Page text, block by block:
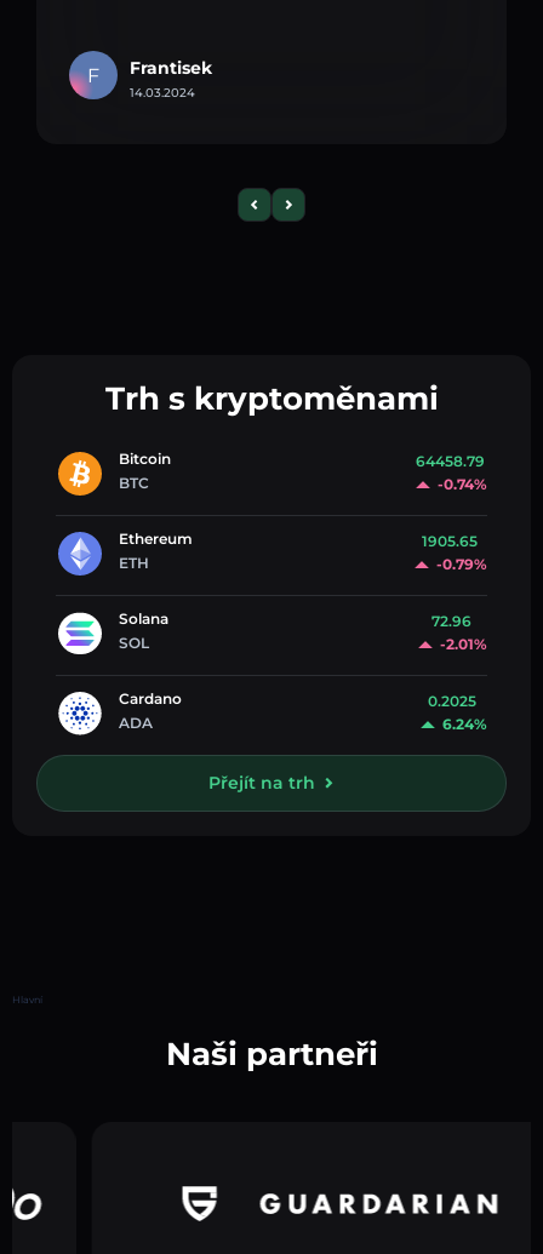
F Frantisek
14.03.2024
Trh s kryptoměnami
Bitcoin
BTC
64458.79
-0.74%
Ethereum
ETH
1905.65
-0.79%
Solana
SOL
72.96
-2.01%
Cardano
ADA
0.2025
6.24%
Přejít na trh
Hlavní
Naši partneři